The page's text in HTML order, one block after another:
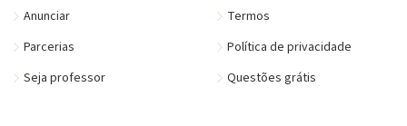
Anunciar
Parcerias
Seja professor
Termos
Política de privacidade
Questões grátis